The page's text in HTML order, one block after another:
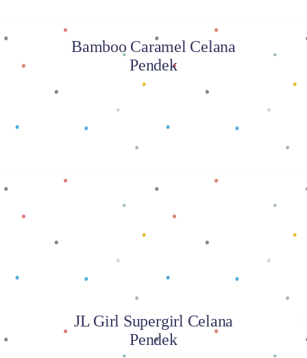
Bamboo Caramel Celana
Pendek
Baca selengkapnya
JL Girl Supergirl Celana
Pendek